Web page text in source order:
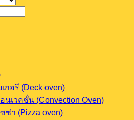
เกอรี (Deck oven)
นเวคชั่น (Convection Oven)
ซ่า (Pizza oven)